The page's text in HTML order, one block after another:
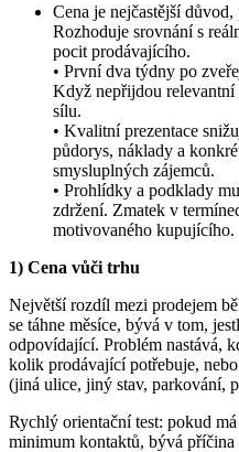
Cena je nejčastější
Rozhoduje srovnání s
pocit prodávajícího.
• První dva týdny po
Když nepřijdou
sílu.
• Kvalitní prezentace
půdorys, náklady a
smysluplných zájemců.
• Prohlídky a podklady
zdržení. Zmatek v
motivovaného kupujícího.
1) Cena vůči trhu
Největší rozdíl mezi prodejem
se táhne měsíce, bývá v tom,
odpovídající. Problém nastává,
kolik prodávající potřebuje,
(jiná ulice, jiný stav, parkování,
Rychlý orientační test: pokud
minimum kontaktů, bývá příčina